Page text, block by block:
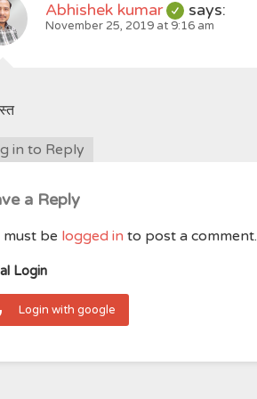
Abhishek kumar says:
November 25, 2019 at 9:16 am
in to Reply
a Reply
must be logged in to post a comment.
Login
Login with google